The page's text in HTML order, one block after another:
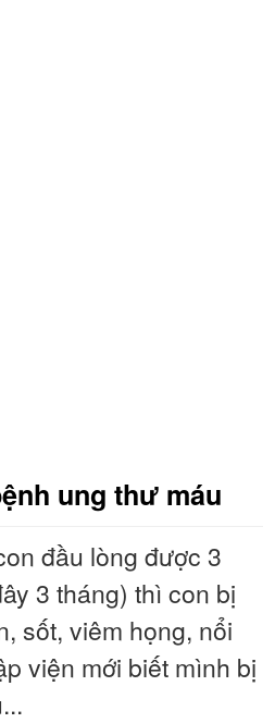
ung thư máu
đầu lòng được 3
3 tháng) thì con bị
sốt, viêm họng, nổi
viện mới biết mình bị